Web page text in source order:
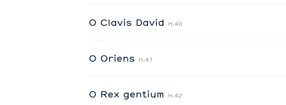
O Clavis David H.40
O Oriens H.41
O Rex gentium H.42